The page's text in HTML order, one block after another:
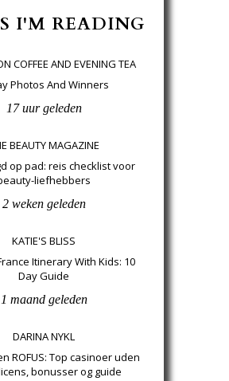
I'M READING
COFFEE AND EVENING TEA
Photos And Winners
17 uur geleden
BEAUTY MAGAZINE
op pad: reis checklist voor
liefhebbers
2 weken geleden
KATIE'S BLISS
Itinerary With Kids: 10
Day Guide
1 maand geleden
DARINA NYKL
ROFUS: Top casinoer uden
bonusser og guide